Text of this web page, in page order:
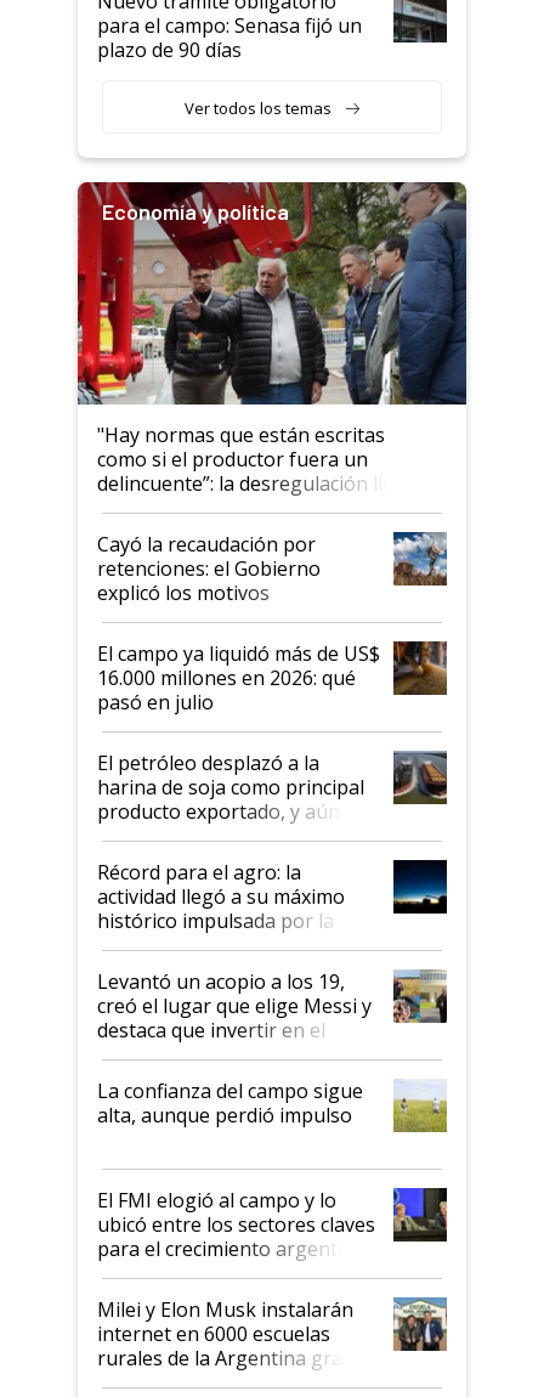
para el campo: Senasa fijó un
plazo de 90 días
Ver todos los temas
Economía y política
"Hay normas que están escritas
como si el productor fuera un
delincuente”: la desregulación llegó
al Congreso Aapresid y hasta se
habló del financiamiento al IPCVA
Cayó la recaudación por
retenciones: el Gobierno
explicó los motivos
El campo ya liquidó más de US$
16.000 millones en 2026: qué
pasó en julio
El petróleo desplazó a la
harina de soja como principal
producto exportado, y aún así
el agro aportó casi seis de cada
diez dólares y sostuvo el
liderazgo en un semestre
récord
Récord para el agro: la
actividad llegó a su máximo
histórico impulsada por la
cosecha y las exportaciones
Levantó un acopio a los 19,
creó el lugar que elige Messi y
destaca que invertir en el
kirchnerismo era como "darle
plata a un hijo para droga":
Juan Félix Rossetti, el libertario
que de una dura crisis salió
de Milei
La confianza del campo sigue
alta, aunque perdió impulso
El FMI elogió al campo y lo
ubicó entre los sectores claves
para el crecimiento argentino
Milei y Elon Musk instalarán
internet en 6000 escuelas
rurales de la Argentina gracias
a un acuerdo con Starlink